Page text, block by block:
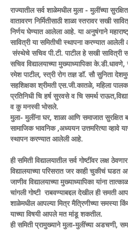
राज्यातील सर्व शाळेमधील मुला - मुलींच्या
वातावरण निर्मितीसाठी शाळा स्तरावर सखी
निर्णय घेण्यात आलेला आहे. या अनुषंगाने
सावित्री या समितीची स्थापना करण्यात
संस्थेचे सचिव पी.टी. पाटील हे सखी सावित्री
सचिव विद्यालयाच्या मुख्याध्यापिका
रमेश पाटील, स्त्री रोग तज्ञ डॉ. सौ सुनिता
सहशिक्षका श्रीमती एस.जी.कातळे, महिला पालक
प्रतिनिधी चि हर्ष सुरवसे व चि समर्थ
व कु मनस्वी भोसले.
मुला- मुलींना घर, शाळा आणि समाजात सुरक्षित
सामाजिक भावनिक ,अध्ययन उत्तमरित्या व्हावे
स्थापन करण्यात आलेली आहे.
ही समिती विद्यालयातील सर्व गोष्टींवर लक्ष
विद्यालयाच्या परिसरात जर काही चुकीचं घडत
जाणीव विद्यालयाच्या मुख्याध्यापिका यांना
चांगली गोष्टी राबवण्याबद्दल देखील ही समती
शाळेमधील आपल्या मित्र मैत्रिणीच्या समस्या
याच्या विषयी आपले मत मांडू शकतील.
ही समिती प्रामुख्याने मुला-मुलींच्या अडचणी,